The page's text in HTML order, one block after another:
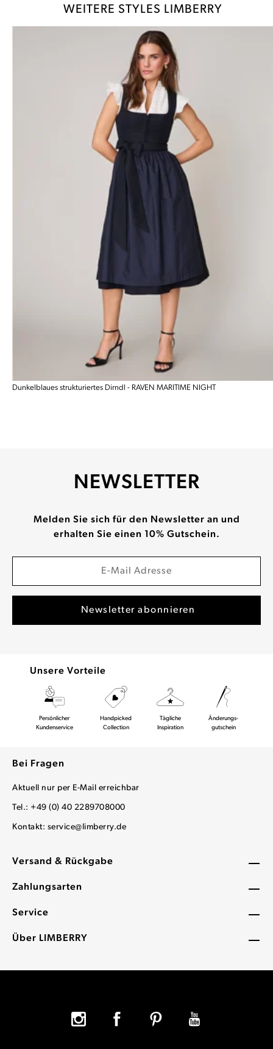
WEITERE STYLES LIMBERRY
Dunkelblaues strukturiertes Dirndl - RAVEN MARITIME NIGHT
Versand & Rückgabe
Zahlungsarten
Service
Über LIMBERRY
NEWSLETTER
Melden Sie sich für den Newsletter an und
erhalten Sie einen 10% Gutschein.
Unsere Vorteile
Persönlicher
Kundenservice
Handpicked
Collection
Tägliche
Inspiration
Änderungs-
gutschein
Bei Fragen
Aktuell nur per E-Mail erreichbar
Tel.: +49 (0) 40 2289708000
Kontakt: service@limberry.de